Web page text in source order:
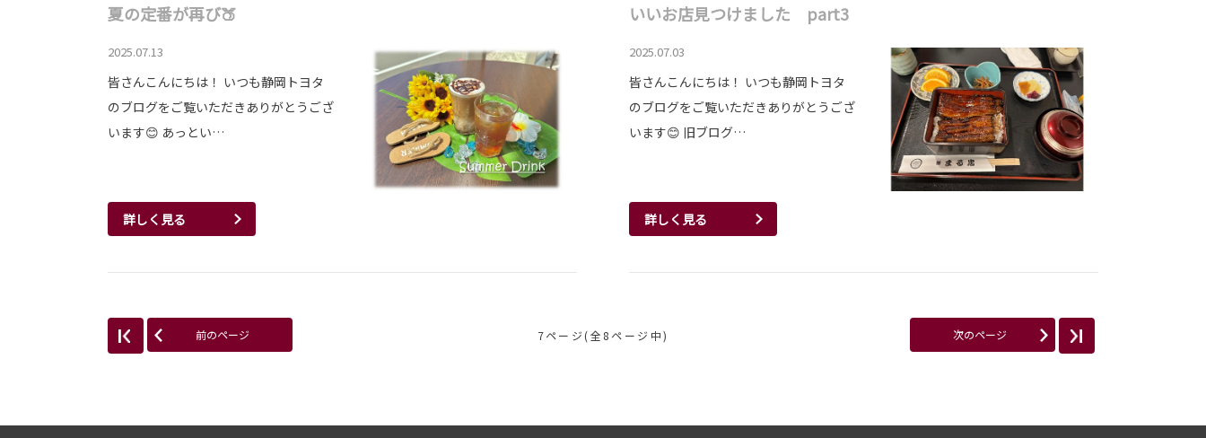
夏の定番が再び🍑
2025.07.13
皆さんこんにちは！ いつも静岡トヨタ
のブログをご覧いただきありがとうござ
います😊 あっとい…
詳しく見る
いいお店見つけました part3
2025.07.03
皆さんこんにちは！ いつも静岡トヨタ
のブログをご覧いただきありがとうござ
います😊 旧ブログ…
詳しく見る
前のページ 7ページ(全8ページ中) 次のページ